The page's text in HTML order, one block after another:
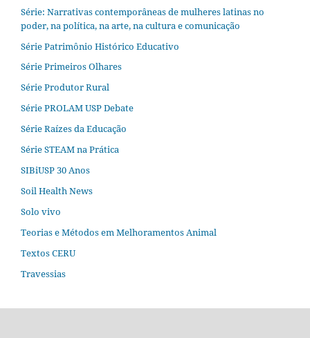
Série: Narrativas contemporâneas de mulheres latinas no
poder, na política, na arte, na cultura e comunicação
Série Patrimônio Histórico Educativo
Série Primeiros Olhares
Série Produtor Rural
Série PROLAM USP Debate
Série Raízes da Educação
Série STEAM na Prática
SIBiUSP 30 Anos
Soil Health News
Solo vivo
Teorias e Métodos em Melhoramentos Animal
Textos CERU
Travessias